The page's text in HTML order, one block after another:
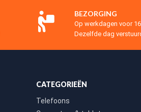
BEZORGING
Op werkdagen voor
Dezelfde dag
CATEGORIEËN
Telefoons